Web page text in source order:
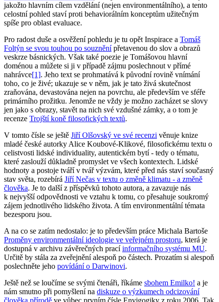
jakožto hlavním cílem vzdělání (nejen environmentálního), a tento
celostní pohled staví proti behaviorálním konceptům užitečným
spíše pro oblast evaluace.
Pro radost duše a osvěžení pohledu je tu opět Inspirace a Tomáš
Foltýn se svou touhou po souzněnípřetavenou do slov a obrazů
veskrze básnických. Však také poezie je Tomášovou hlavní
doménou a můžete si ji v případě zájmu poslechnout v přímé
nahrávce[1]. Jeho text se prohmatává k původní rovině vnímání
toho, co je živé; ukazuje se v něm, jak je tato živá skutečnost
zraňována, devastována nejen na povrchu, ale především ve sféře
primárního prožitku. Jenomže ne vždy je možno zacházet se slovy
jen jako s obrazy, stavět na nich své vzdušné zámky, a o tom je
recenze Trojští koně filosofických textů.
V tomto čísle se ještě Jiří Olšovský ve své recenzi věnuje knize
mladé české autorky Alice Koubové-Klikové, filosofickému textu o
celistvosti lidské individuality, autentickém bytí - tedy o tématu,
které zaslouží důkladně promyslet ve všech kontextech. Lidské
hodnoty a postoje tváří v tvář výzvám, které před nás staví současný
stav světa, rozebírá Jiří Nečas v textu o změně klimatu - a změně
člověka. Je to další z příspěvků tohoto autora, a zavazuje nás
k nejvyšší odpovědnosti ve vztahu k tomu, co přesahuje soukromý
zájem jednotlivého lidského života. A tím environmentální témata
bezesporu jsou.
A na co se zatím nedostalo: je to především práce Michala Bartoše
Proměny environmentální ideologie ve veřejném prostoru, která je
dostupná v archivu závěrečných pracíinformačního systému MU.
Určitě by stála za zveřejnění alespoň po částech. Prozatím si alespoň
poslechněte jeho povídání o Darwinovi.
Ještě než se loučíme se svými čtenáři, říkáme sbohem Emilko! a je
nám smutno při pomyšlení na diskuze o výzkumech odcizování